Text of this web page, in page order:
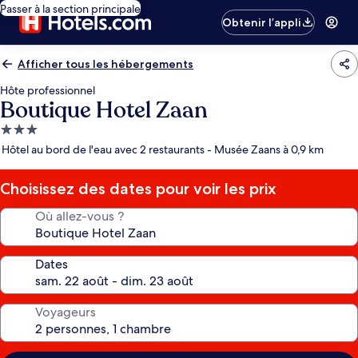
Passer à la section principale
Obtenir l’appli
Afficher tous les hébergements
Hôte professionnel
Boutique Hotel Zaan
Hébergement
3.0 étoiles
Hôtel au bord de l'eau avec 2 restaurants - Musée Zaans à 0,9 km
Choisissez des dates pour voir les prix
Où allez-vous ?
Dates
Voyageurs